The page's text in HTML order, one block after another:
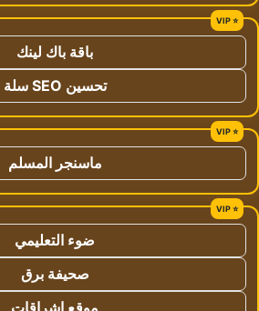
باقة باك لينك
تحسين SEO سلة
ماسنجر المسلم
ضوء التعليمي
صحيفة برق
موقع اشراقات